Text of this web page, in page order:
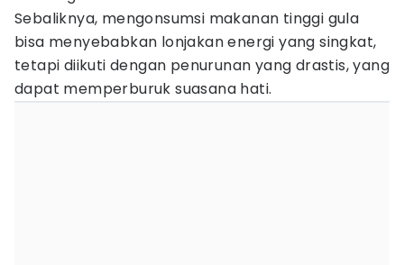
Sebaliknya, mengonsumsi makanan tinggi gula
bisa menyebabkan lonjakan energi yang singkat,
tetapi diikuti dengan penurunan yang drastis, yang
dapat memperburuk suasana hati.